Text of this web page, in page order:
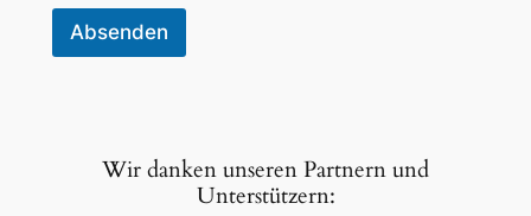
Absenden
Wir danken unseren Partnern und
Unterstützern: